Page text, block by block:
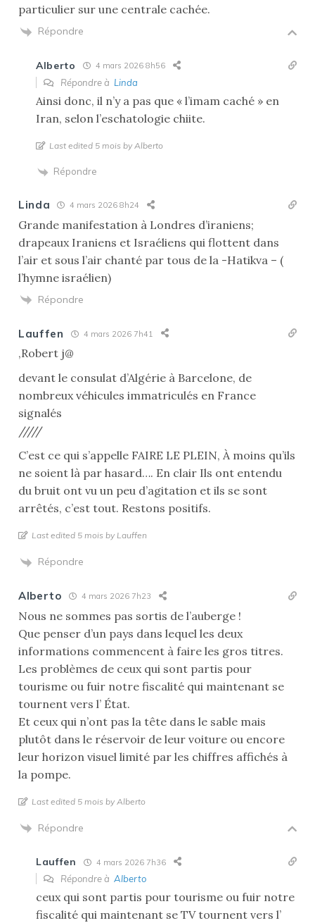
particulier sur une centrale cachée.
Répondre
Alberto 4 mars 2026 8h56
Répondre à Linda
Ainsi donc, il n’y a pas que « l’imam caché » en
Iran, selon l’eschatologie chiite.
Last edited 5 mois by Alberto
Répondre
Linda 4 mars 2026 8h24
Grande manifestation à Londres d’iraniens;
drapeaux Iraniens et Israéliens qui flottent dans
l’air et sous l’air chanté par tous de la -Hatikva – (
l’hymne israélien)
Répondre
Lauffen 4 mars 2026 7h41
,Robert j@
devant le consulat d’Algérie à Barcelone, de
nombreux véhicules immatriculés en France
signalés
/////
C’est ce qui s’appelle FAIRE LE PLEIN, À moins qu’ils
ne soient là par hasard…. En clair Ils ont entendu
du bruit ont vu un peu d’agitation et ils se sont
arrêtés, c’est tout. Restons positifs.
Last edited 5 mois by Lauffen
Répondre
Alberto 4 mars 2026 7h23
Nous ne sommes pas sortis de l’auberge !
Que penser d’un pays dans lequel les deux
informations commencent à faire les gros titres.
Les problèmes de ceux qui sont partis pour
tourisme ou fuir notre fiscalité qui maintenant se
tournent vers l’ État.
Et ceux qui n’ont pas la tête dans le sable mais
plutôt dans le réservoir de leur voiture ou encore
leur horizon visuel limité par les chiffres affichés à
la pompe.
Last edited 5 mois by Alberto
Répondre
Lauffen 4 mars 2026 7h36
Répondre à Alberto
ceux qui sont partis pour tourisme ou fuir notre
fiscalité qui maintenant se TV tournent vers l’